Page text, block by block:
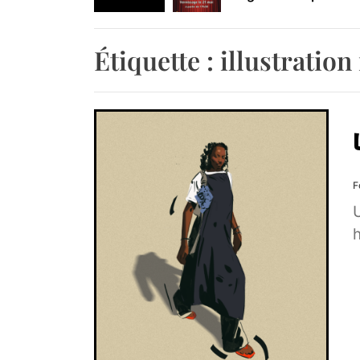
Retrouvez-nous au
Étiquette : illustration